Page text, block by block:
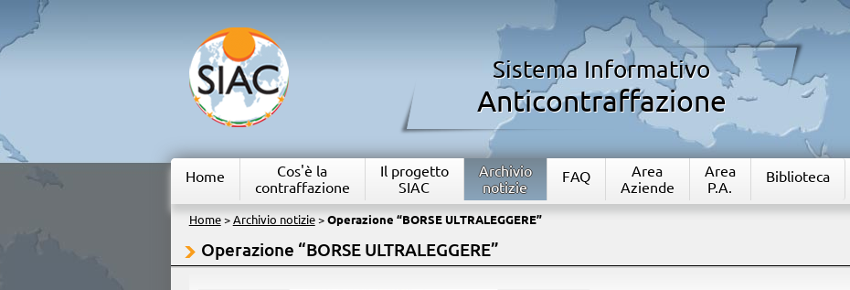
Sistema Informativo
Anticontraffazione
Home
Cos'è la
contraffazione
Il progetto
SIAC
Archivio
notizie
FAQ
Area
Aziende
Area
P.A.
Biblioteca
Home> Archivio notizie> Operazione “BORSE ULTRALEGGERE”
Operazione “BORSE ULTRALEGGERE”